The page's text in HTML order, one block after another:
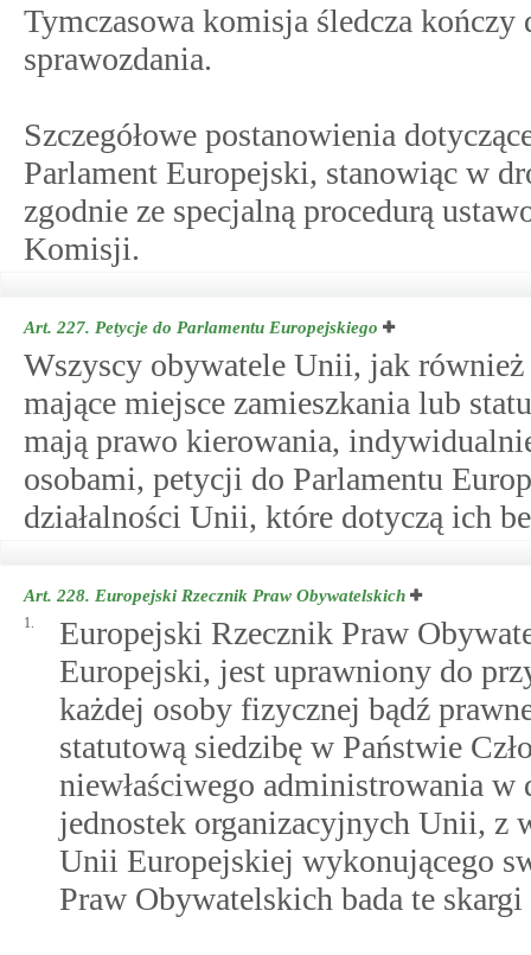
Tymczasowa komisja śledcza kończy
sprawozdania.
Szczegółowe postanowienia
Parlament Europejski, stanowiąc w
zgodnie ze specjalną procedurą
Komisji.
Art. 227. Petycje do Parlamentu Europejskiego
Wszyscy obywatele Unii, jak
mające miejsce zamieszkania lub
mają prawo kierowania,
osobami, petycji do Parlamentu
działalności Unii, które dotyczą ich
Art. 228. Europejski Rzecznik Praw Obywatelskich
1.
Europejski Rzecznik Praw
Europejski, jest uprawniony do
każdej osoby fizycznej bądź
statutową siedzibę w Państwie
niewłaściwego administrowania
jednostek organizacyjnych Unii, z
Unii Europejskiej wykonującego
Praw Obywatelskich bada te